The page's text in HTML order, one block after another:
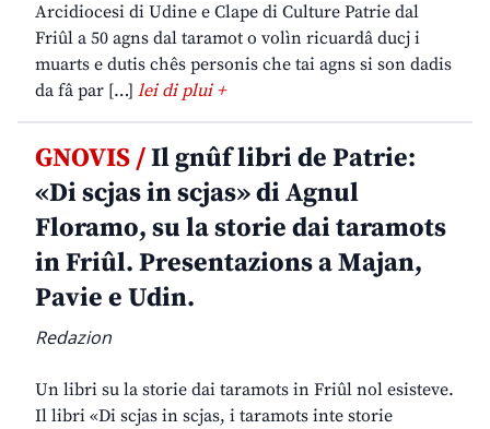
Arcidiocesi di Udine e Clape di Culture Patrie dal
Friûl a 50 agns dal taramot o volìn ricuardâ ducj i
muarts e dutis chês personis che tai agns si son dadis
da fâ par […] lei di plui +
GNOVIS /Il gnûf libri de Patrie:
«Di scjas in scjas» di Agnul
Floramo, su la storie dai taramots
in Friûl. Presentazions a Majan,
Pavie e Udin.
Redazion
Un libri su la storie dai taramots in Friûl nol esisteve.
Il libri «Di scjas in scjas, i taramots inte storie